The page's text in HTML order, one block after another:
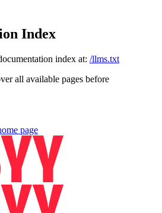
Index
index at: /llms.txt
all available pages before
page